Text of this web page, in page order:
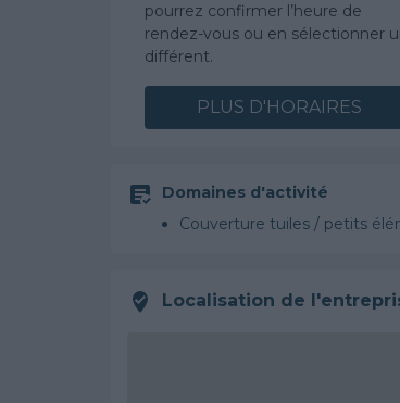
pourrez confirmer l’heure de
rendez-vous ou en sélectionner
différent.
PLUS D'HORAIRES
Domaines d'activité
Couverture tuiles / petits
Localisation de